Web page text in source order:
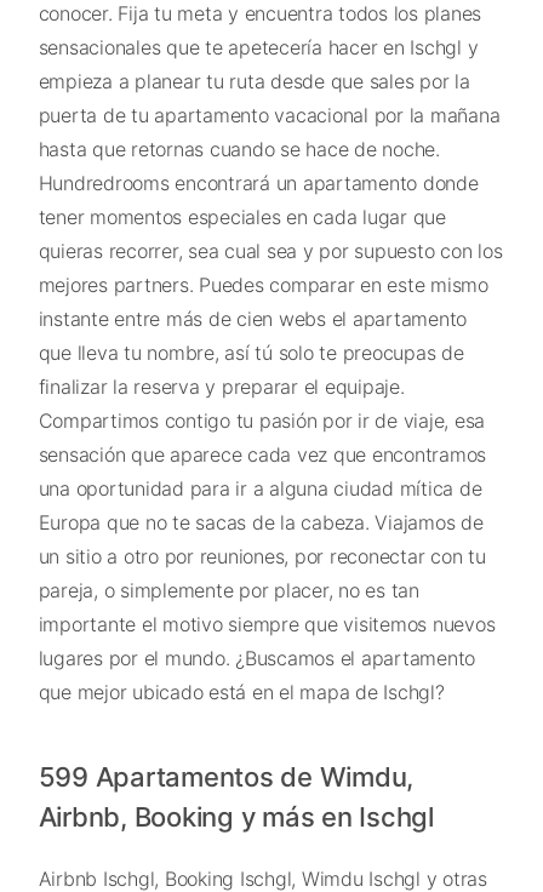
conocer. Fija tu meta y encuentra todos los planes
sensacionales que te apetecería hacer en Ischgl y
empieza a planear tu ruta desde que sales por la
puerta de tu apartamento vacacional por la mañana
hasta que retornas cuando se hace de noche.
Hundredrooms encontrará un apartamento donde
tener momentos especiales en cada lugar que
quieras recorrer, sea cual sea y por supuesto con los
mejores partners. Puedes comparar en este mismo
instante entre más de cien webs el apartamento
que lleva tu nombre, así tú solo te preocupas de
finalizar la reserva y preparar el equipaje.
Compartimos contigo tu pasión por ir de viaje, esa
sensación que aparece cada vez que encontramos
una oportunidad para ir a alguna ciudad mítica de
Europa que no te sacas de la cabeza. Viajamos de
un sitio a otro por reuniones, por reconectar con tu
pareja, o simplemente por placer, no es tan
importante el motivo siempre que visitemos nuevos
lugares por el mundo. ¿Buscamos el apartamento
que mejor ubicado está en el mapa de Ischgl?
599 Apartamentos de Wimdu,
Airbnb, Booking y más en Ischgl
Airbnb Ischgl, Booking Ischgl, Wimdu Ischgl y otras